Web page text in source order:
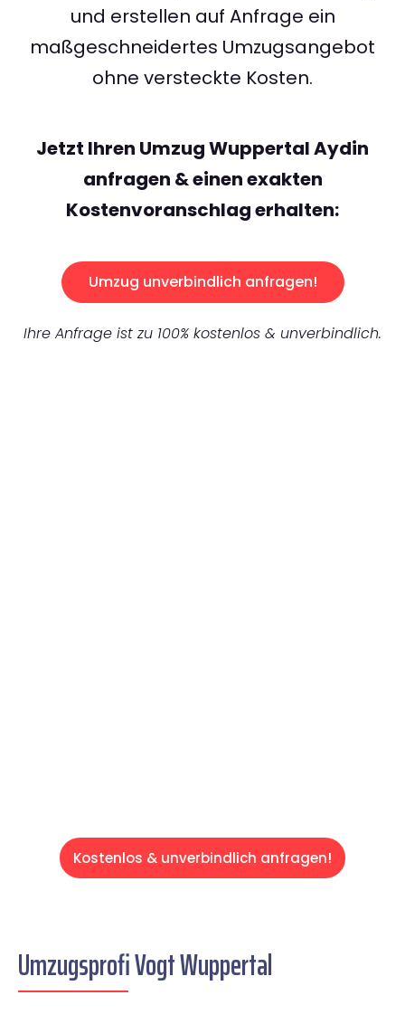
und erstellen auf Anfrage ein
maßgeschneidertes Umzugsangebot
ohne versteckte Kosten.
Jetzt Ihren Umzug Wuppertal Aydin
anfragen & einen exakten
Kostenvoranschlag erhalten:
Umzug unverbindlich anfragen!
Ihre Anfrage ist zu 100% kostenlos & unverbindlich.
Kostenlos & unverbindlich anfragen!
Umzugsprofi Vogt Wuppertal